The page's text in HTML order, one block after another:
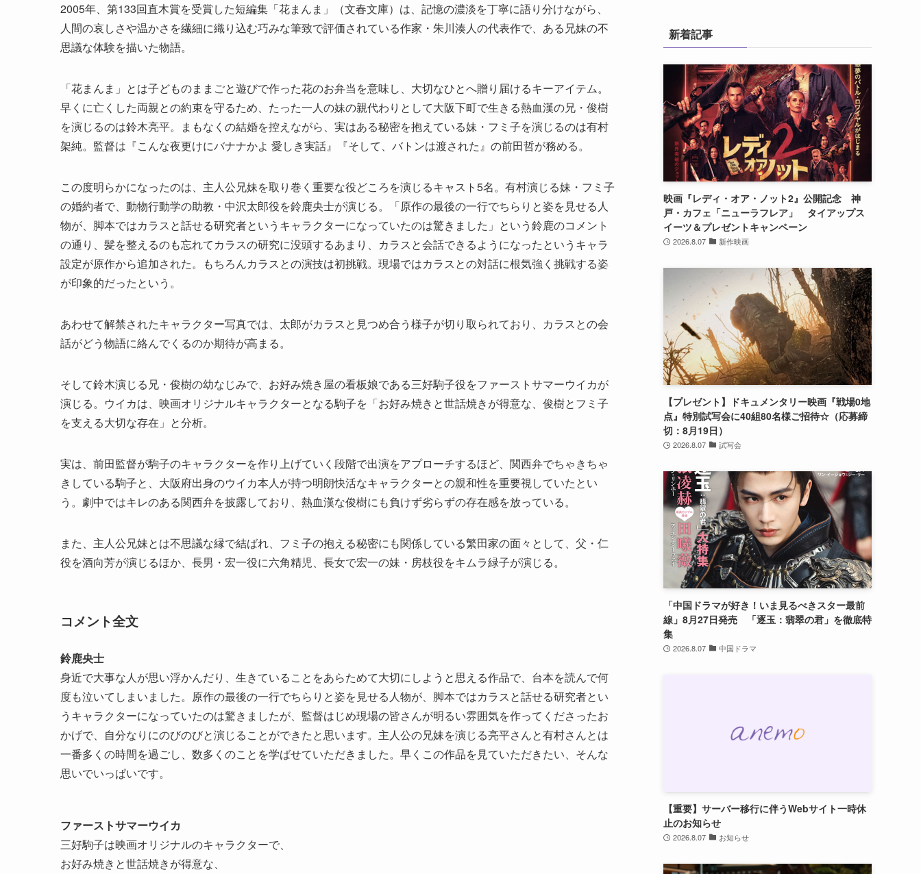
2005年、第133回直木賞を受賞した短編集「花まんま」（文春文庫）は、記憶の濃淡を丁寧に語り分けながら、
人間の哀しさや温かさを繊細に織り込む巧みな筆致で評価されている作家・朱川湊人の代表作で、ある兄妹の不
思議な体験を描いた物語。
「花まんま」とは子どものままごと遊びで作った花のお弁当を意味し、大切なひとへ贈り届けるキーアイテム。
早くに亡くした両親との約束を守るため、たった一人の妹の親代わりとして大阪下町で生きる熱血漢の兄・俊樹
を演じるのは鈴木亮平。まもなくの結婚を控えながら、実はある秘密を抱えている妹・フミ子を演じるのは有村
架純。監督は『こんな夜更けにバナナかよ 愛しき実話』『そして、バトンは渡された』の前田哲が務める。
この度明らかになったのは、主人公兄妹を取り巻く重要な役どころを演じるキャスト5名。有村演じる妹・フミ子
の婚約者で、動物行動学の助教・中沢太郎役を鈴鹿央士が演じる。「原作の最後の一行でちらりと姿を見せる人
物が、脚本ではカラスと話せる研究者というキャラクターになっていたのは驚きました」という鈴鹿のコメント
の通り、髪を整えるのも忘れてカラスの研究に没頭するあまり、カラスと会話できるようになったというキャラ
設定が原作から追加された。もちろんカラスとの演技は初挑戦。現場ではカラスとの対話に根気強く挑戦する姿
が印象的だったという。
あわせて解禁されたキャラクター写真では、太郎がカラスと見つめ合う様子が切り取られており、カラスとの会
話がどう物語に絡んでくるのか期待が高まる。
そして鈴木演じる兄・俊樹の幼なじみで、お好み焼き屋の看板娘である三好駒子役をファーストサマーウイカが
演じる。ウイカは、映画オリジナルキャラクターとなる駒子を「お好み焼きと世話焼きが得意な、俊樹とフミ子
を支える大切な存在」と分析。
実は、前田監督が駒子のキャラクターを作り上げていく段階で出演をアプローチするほど、関西弁でちゃきちゃ
きしている駒子と、大阪府出身のウイカ本人が持つ明朗快活なキャラクターとの親和性を重要視していたとい
う。劇中ではキレのある関西弁を披露しており、熱血漢な俊樹にも負けず劣らずの存在感を放っている。
また、主人公兄妹とは不思議な縁で結ばれ、フミ子の抱える秘密にも関係している繁田家の面々として、父・仁
役を酒向芳が演じるほか、長男・宏一役に六角精児、長女で宏一の妹・房枝役をキムラ緑子が演じる。
コメント全文
鈴鹿央士
身近で大事な人が思い浮かんだり、生きていることをあらためて大切にしようと思える作品で、台本を読んで何
度も泣いてしまいました。原作の最後の一行でちらりと姿を見せる人物が、脚本ではカラスと話せる研究者とい
うキャラクターになっていたのは驚きましたが、監督はじめ現場の皆さんが明るい雰囲気を作ってくださったお
かげで、自分なりにのびのびと演じることができたと思います。主人公の兄妹を演じる亮平さんと有村さんとは
一番多くの時間を過ごし、数多くのことを学ばせていただきました。早くこの作品を見ていただきたい、そんな
思いでいっぱいです。
ファーストサマーウイカ
三好駒子は映画オリジナルのキャラクターで、
お好み焼きと世話焼きが得意な、
新着記事
映画『レディ・オア・ノット2』公開記念 神
戸・カフェ「ニューラフレア」 タイアップス
イーツ＆プレゼントキャンペーン
2026.8.07 新作映画
【プレゼント】ドキュメンタリー映画『戦場0地
点』特別試写会に40組80名様ご招待☆（応募締
切：8月19日）
2026.8.07 試写会
「中国ドラマが好き！いま見るべきスター最前
線」8月27日発売 「逐玉：翡翠の君」を徹底特
集
2026.8.07 中国ドラマ
【重要】サーバー移行に伴うWebサイト一時休
止のお知らせ
2026.8.07 お知らせ